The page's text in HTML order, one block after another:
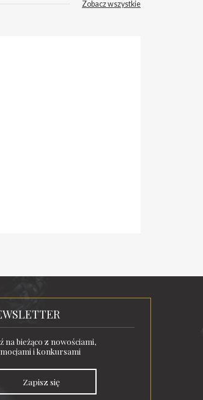
Zobacz wszystkie
na bieżąco z nowościami,
i konkursami
Zapisz się